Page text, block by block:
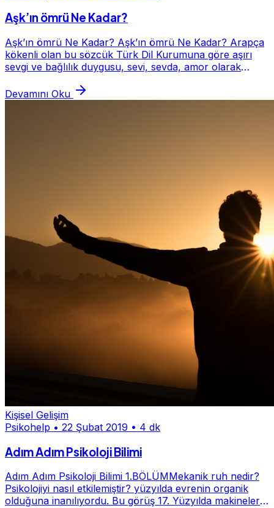
Aşk’ın ömrü Ne Kadar?
Aşk’ın ömrü Ne Kadar? Aşk’ın ömrü Ne Kadar? Arapça
kökenli olan bu sözcük Türk Dil Kurumuna göre aşırı
sevgi ve bağlılık duygusu, sevi, sevda, amor olarak
Devamını Oku
Kişisel Gelişim
Psikohelp • 22 Şubat 2019 • 4 dk
Adım Adım Psikoloji Bilimi
Adım Adım Psikoloji Bilimi 1.BÖLÜMMekanik ruh nedir?
Psikolojiyi nasıl etkilemiştir? yüzyılda evrenin organik
olduğuna inanılıyordu. Bu görüş 17. Yüzyılda makinelerin